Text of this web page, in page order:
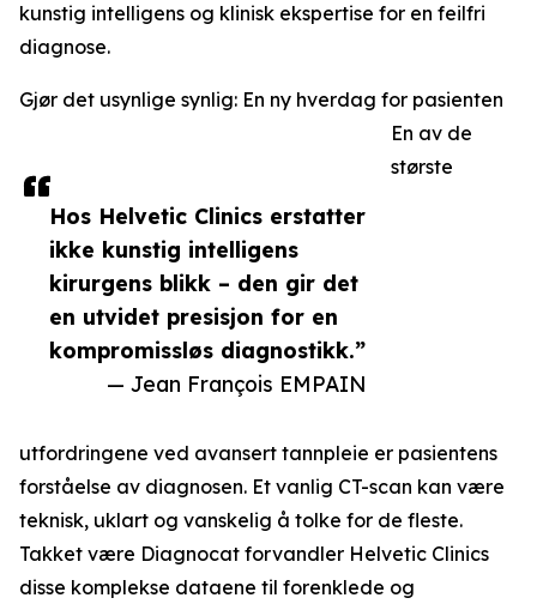
Hos Helvetic Clinics erstatter
ikke kunstig intelligens
kirurgens blikk – den gir det
en utvidet presisjon for en
kompromissløs diagnostikk.”
— Jean François EMPAIN
kunstig intelligens og klinisk ekspertise for en feilfri
diagnose.
Gjør det usynlige synlig: En ny hverdag for pasienten
En av de
største
utfordringene ved avansert tannpleie er pasientens
forståelse av diagnosen. Et vanlig CT-scan kan være
teknisk, uklart og vanskelig å tolke for de fleste.
Takket være Diagnocat forvandler Helvetic Clinics
disse komplekse dataene til forenklede og